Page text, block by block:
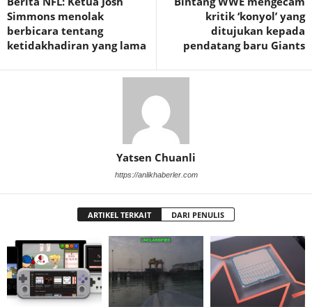
Simmons menolak
berbicara tentang
ketidakhadiran yang lama
kritik ‘konyol’ yang
ditujukan kepada
pendatang baru Giants
Yatsen Chuanli
https://anlikhaberler.com
ARTIKEL TERKAIT DARI PENULIS